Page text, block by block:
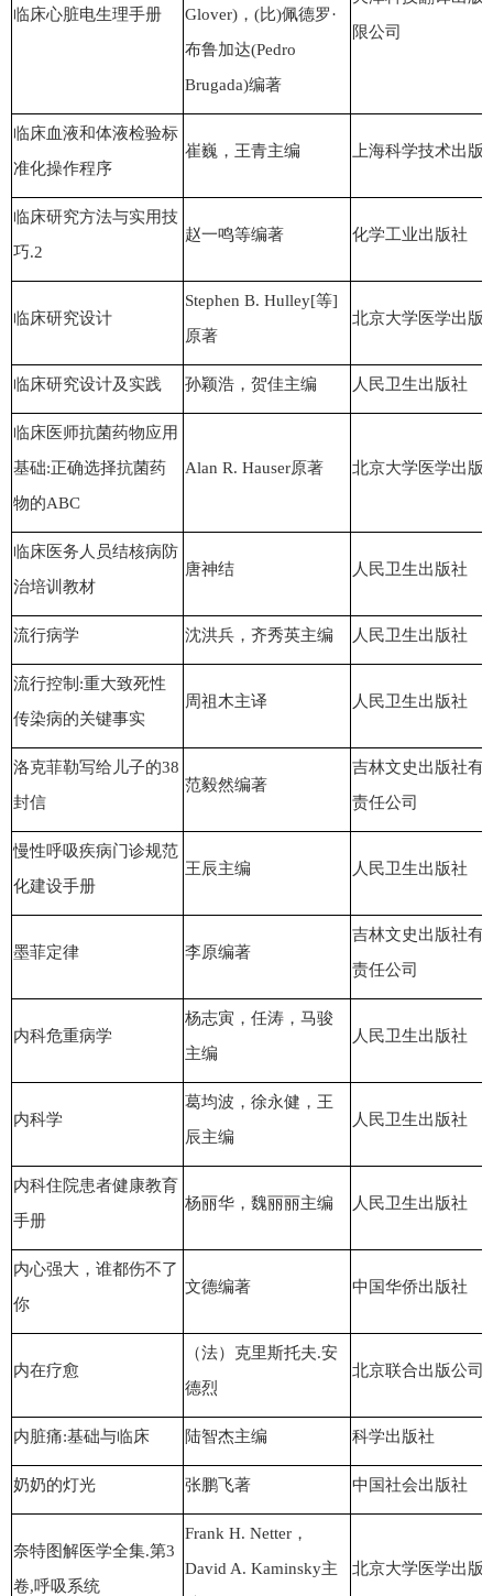
临床心脏电生理手册
Glover)，(比)佩德罗·
布鲁加达(Pedro
Brugada)编著
限公司
临床血液和体液检验标
准化操作程序
崔巍，王青主编 上海科学技术出版
临床研究方法与实用技
巧.2
赵一鸣等编著 化学工业出版社
临床研究设计
Stephen B. Hulley[等]
原著
北京大学医学出版
临床研究设计及实践 孙颖浩，贺佳主编 人民卫生出版社
临床医师抗菌药物应用
基础:正确选择抗菌药
物的ABC
Alan R. Hauser原著 北京大学医学出版
临床医务人员结核病防
治培训教材
唐神结 人民卫生出版社
流行病学 沈洪兵，齐秀英主编 人民卫生出版社
流行控制:重大致死性
传染病的关键事实
周祖木主译 人民卫生出版社
洛克菲勒写给儿子的38
封信
范毅然编著
吉林文史出版社有
责任公司
慢性呼吸疾病门诊规范
化建设手册
王辰主编 人民卫生出版社
墨菲定律 李原编著
吉林文史出版社有
责任公司
内科危重病学
杨志寅，任涛，马骏
主编
人民卫生出版社
内科学
葛均波，徐永健，王
辰主编
人民卫生出版社
内科住院患者健康教育
手册
杨丽华，魏丽丽主编 人民卫生出版社
内心强大，谁都伤不了
你
文德编著 中国华侨出版社
内在疗愈
（法）克里斯托夫.安
德烈
北京联合出版公司
内脏痛:基础与临床 陆智杰主编 科学出版社
奶奶的灯光 张鹏飞著 中国社会出版社
奈特图解医学全集.第3
卷,呼吸系统
Frank H. Netter，
David A. Kaminsky主
北京大学医学出版